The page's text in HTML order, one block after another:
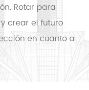
Rotar para
crear el futuro
en cuanto a